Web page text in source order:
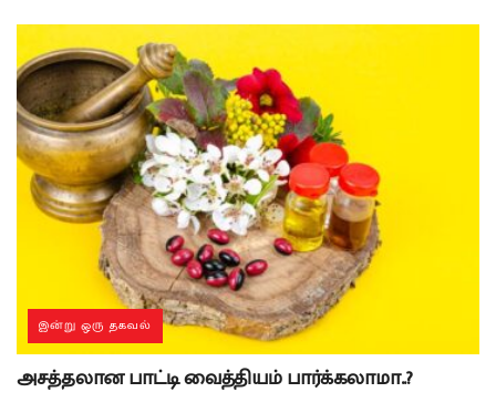
இன்று ஒரு தகவல்
அசத்தலான பாட்டி வைத்தியம் பார்க்கலாமா..?